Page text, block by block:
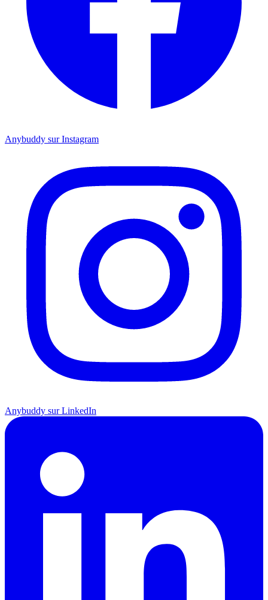
Anybuddy sur Instagram
Anybuddy sur LinkedIn